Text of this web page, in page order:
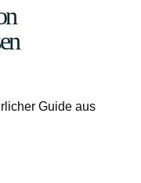
Guide aus